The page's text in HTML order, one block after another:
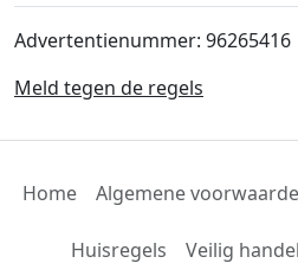
Advertentienummer: 96265416
Meld tegen de regels
Home Algemene
Huisregels Veilig